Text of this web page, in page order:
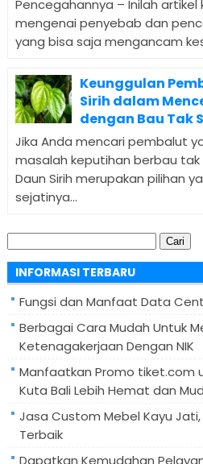
Pencegahannya – Inilah
mengenai penyebab dan
yang bisa saja mengancam
Keunggulan
Sirih dalam
dengan Bau Tak
Jika Anda mencari pembalut
masalah keputihan berbau
Daun Sirih merupakan pilihan
sejatinya...
Cari
untuk:
INFORMASI TERBARU
Fungsi dan Manfaat Data
Berbagai Cara Mudah Untuk
Ketenagakerjaan Dengan NIK
Manfaatkan Promo tiket.com
Kuta Bali Lebih Hemat dan
Jasa Custom Mebel Kayu
Terbaik
Dapatkan Kemudahan